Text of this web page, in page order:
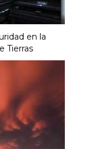
en la
Tierras